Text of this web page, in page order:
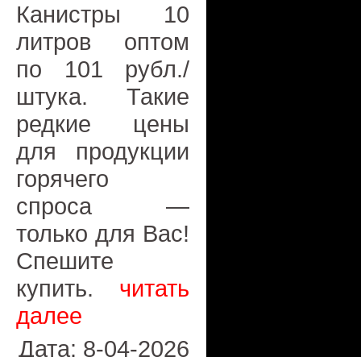
Канистры 10
литров оптом
по 101 рубл./
штука. Такие
редкие цены
для продукции
горячего
спроса —
только для Вас!
Спешите
купить. читать
далее
Дата: 8-04-2026